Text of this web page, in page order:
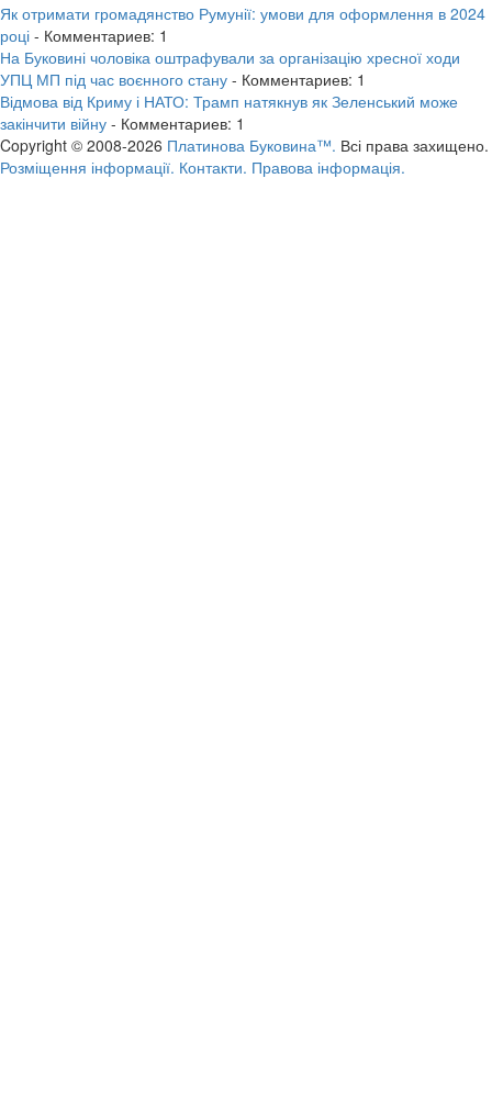
Як отримати громадянство Румунії: умови для оформлення в 2024
році - Комментариев: 1
На Буковині чоловіка оштрафували за організацію хресної ходи
УПЦ МП під час воєнного стану - Комментариев: 1
Відмова від Криму і НАТО: Трамп натякнув як Зеленський може
закінчити війну - Комментариев: 1
Copyright © 2008-2026 Платинова Буковина™. Всі права захищено.
Розміщення інформації. Контакти. Правова інформація.